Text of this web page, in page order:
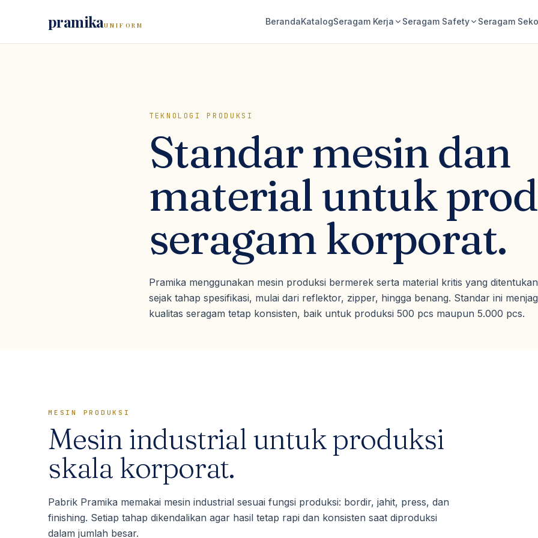
pramikaUNIFORM BerandaKatalogSeragam Kerja Seragam Safety Seragam
TEKNOLOGI PRODUKSI
Standar mesin dan
material untuk
seragam korporat.
Pramika menggunakan mesin produksi bermerek serta material kritis yang ditentukan
sejak tahap spesifikasi, mulai dari reflektor, zipper, hingga benang. Standar ini
kualitas seragam tetap konsisten, baik untuk produksi 500 pcs maupun 5.000 pcs.
MESIN PRODUKSI
Mesin industrial untuk produksi
skala korporat.
Pabrik Pramika memakai mesin industrial sesuai fungsi produksi: bordir, jahit, press, dan
finishing. Setiap tahap dikendalikan agar hasil tetap rapi dan konsisten saat diproduksi
dalam jumlah besar.